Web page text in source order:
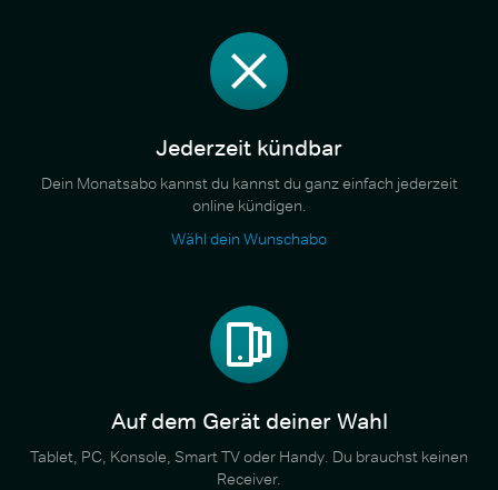
Jederzeit kündbar
Dein Monatsabo kannst du kannst du ganz einfach jederzeit
online kündigen.
Wähl dein Wunschabo
Auf dem Gerät deiner Wahl
Tablet, PC, Konsole, Smart TV oder Handy. Du brauchst keinen
Receiver.